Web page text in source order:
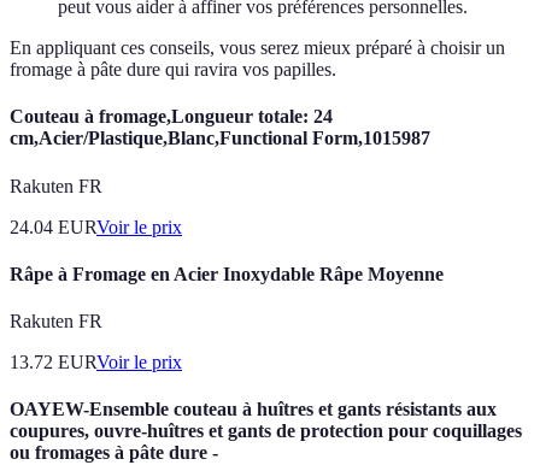
peut vous aider à affiner vos préférences personnelles.
En appliquant ces conseils, vous serez mieux préparé à choisir un
fromage à pâte dure qui ravira vos papilles.
Couteau à fromage,Longueur totale: 24
cm,Acier/Plastique,Blanc,Functional Form,1015987
Rakuten FR
24.04 EURVoir le prix
Râpe à Fromage en Acier Inoxydable Râpe Moyenne
Rakuten FR
13.72 EURVoir le prix
OAYEW-Ensemble couteau à huîtres et gants résistants aux
coupures, ouvre-huîtres et gants de protection pour coquillages
ou fromages à pâte dure -